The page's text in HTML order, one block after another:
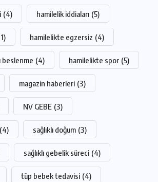
(4) hamilelik iddiaları (5)
hamilelikte egzersiz (4)
beslenme (4) hamilelikte spor (5)
magazin haberleri (3)
NV GEBE (3)
(4) sağlıklı doğum (3)
sağlıklı gebelik süreci (4)
tüp bebek tedavisi (4)